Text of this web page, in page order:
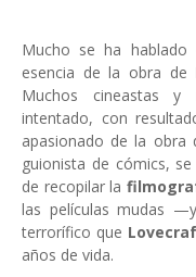
Mucho se ha
esencia de la obra de
Muchos cineastas y
intentado, con
apasionado de la obra
guionista de cómics,
de recopilar la
las películas mudas
terrorífico que
años de vida.